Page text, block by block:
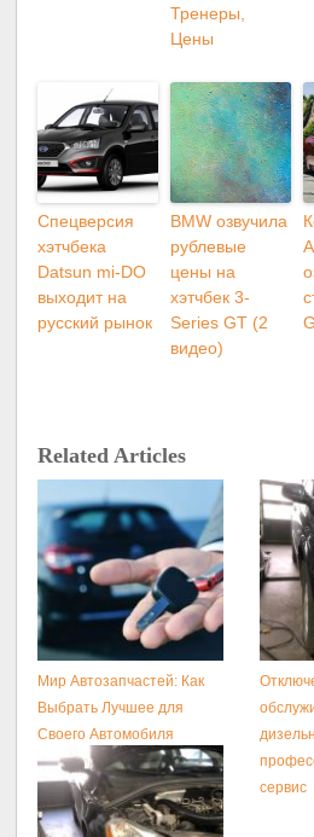
Тренеры,
Цены
Спецверсия
хэтчбека
Datsun mi-DO
выходит на
русский рынок
BMW озвучила
рублевые
цены на
хэтчбек 3-
Series GT (2
видео)
Related Articles
Мир Автозапчастей: Как
Выбрать Лучшее для
Своего Автомобиля
сервис